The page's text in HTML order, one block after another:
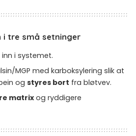
i tre små setninger
i systemet.
MGP med karboksylering slik at
og styres bort fra bløtvev.
matrixog ryddigere